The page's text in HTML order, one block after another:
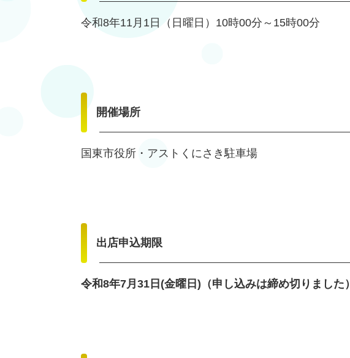
令和8年11月1日（日曜日）10時00分～15時00分
開催場所
国東市役所・アストくにさき駐車場
出店申込期限
令和8年7月31日(金曜日)（申し込みは締め切りました）